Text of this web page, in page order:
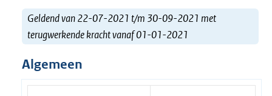
Geldend van 22-07-2021 t/m 30-09-2021 met
terugwerkende kracht vanaf 01-01-2021
Algemeen